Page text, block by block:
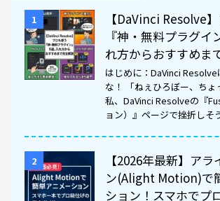
1
【DaVinci Resolve
『神・無料プラグイ
れ方からおすすめま
はじめに：DaVinci Resolve
な！ 「ねぇひろぼー、ちょ
私、DaVinci Resolveの『
ョン）』ページで挫折しそ
2
【2026年最新】ア
ン(Alight Motion)で
ション！スマホでプ